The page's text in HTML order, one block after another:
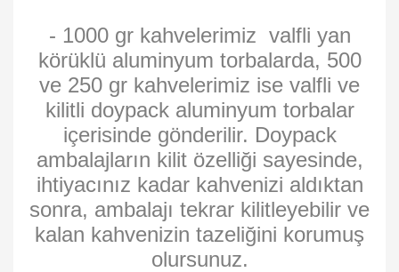
- 1000 gr kahvelerimiz valfli yan
körüklü aluminyum torbalarda, 500
ve 250 gr kahvelerimiz ise valfli ve
kilitli doypack aluminyum torbalar
içerisinde gönderilir. Doypack
ambalajların kilit özelliği sayesinde,
ihtiyacınız kadar kahvenizi aldıktan
sonra, ambalajı tekrar kilitleyebilir ve
kalan kahvenizin tazeliğini korumuş
olursunuz.